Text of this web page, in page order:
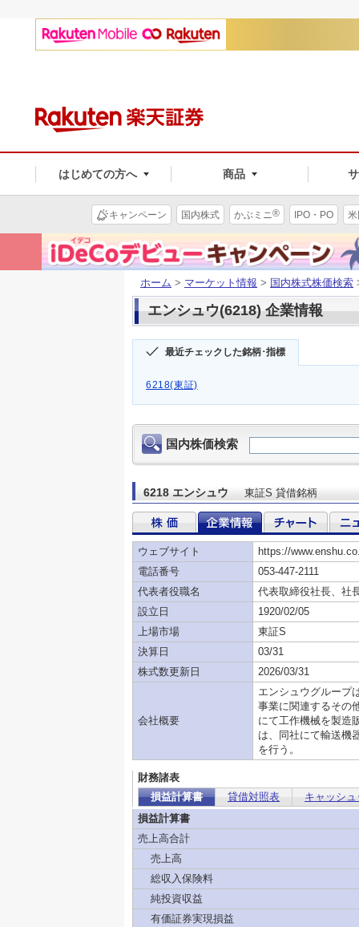
はじめての方へ 商品
キャンペーン 国内株式 かぶミニ® IPO・PO
ホーム > マーケット情報 > 国内株式株価検索
エンシュウ(6218) 企業情報
最近チェックした銘柄･指標
6218(東証)